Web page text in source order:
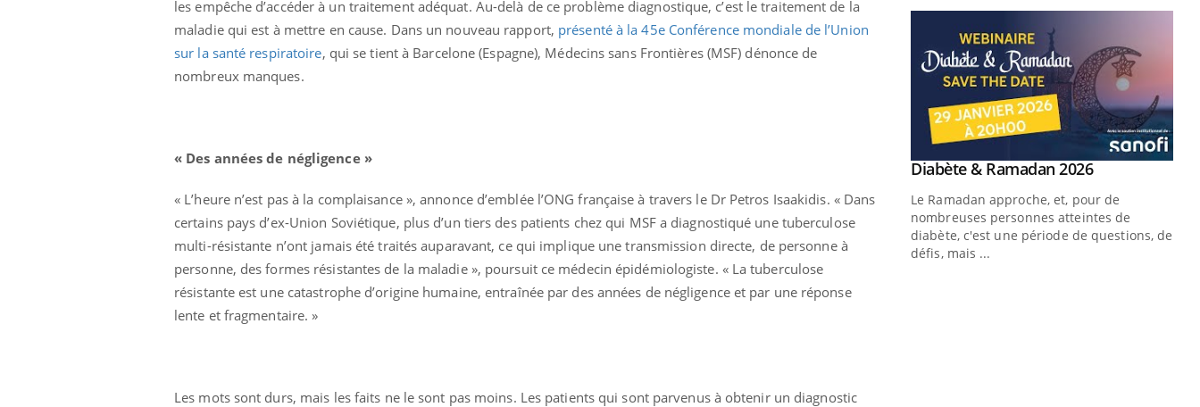
les empêche d’accéder à un traitement adéquat. Au-delà de ce problème diagnostique, c’est le traitement de la
maladie qui est à mettre en cause. Dans un nouveau rapport, présenté à la 45e Conférence mondiale de l’Union
sur la santé respiratoire, qui se tient à Barcelone (Espagne), Médecins sans Frontières (MSF) dénonce de
nombreux manques.
« Des années de négligence »
« L’heure n’est pas à la complaisance », annonce d’emblée l’ONG française à travers le Dr Petros Isaakidis. « Dans
certains pays d’ex-Union Soviétique, plus d’un tiers des patients chez qui MSF a diagnostiqué une tuberculose
multi-résistante n’ont jamais été traités auparavant, ce qui implique une transmission directe, de personne à
personne, des formes résistantes de la maladie », poursuit ce médecin épidémiologiste. « La tuberculose
résistante est une catastrophe d’origine humaine, entraînée par des années de négligence et par une réponse
lente et fragmentaire. »
Les mots sont durs, mais les faits ne le sont pas moins. Les patients qui sont parvenus à obtenir un diagnostic
Carence en fer : comprendre pour
Fatigue, irritabilité, brouillard mental ou
même alopécie… Les symptômes de la
carence en fer sont multiples ce qui la rend
En 2026, l'insuline dans le diabète de type 2
reste entourée d'idées reçues chez les
patients comme parfois chez les soignants.
L'été arrive… et avec lui, un tout nouveau
rythme de vie ! Vacances, plage, piscine,
soleil, activités en plein air… Nos mains
sont ...
Youtube
Diabète & Ramadan 2026Youtube
Le Ramadan approche, et, pour de
nombreuses personnes atteintes de
diabète, c'est une période de questions, de
défis, mais ...